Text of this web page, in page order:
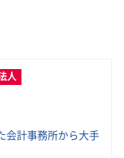
人
会計事務所から大手